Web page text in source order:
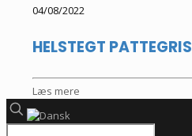
04/08/2022
HELSTEGT PATTEGRIS
Læs mere